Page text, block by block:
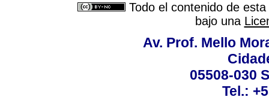
Todo el contenido de
bajo una
Av. Prof. Mello
05508-030
Tel.: